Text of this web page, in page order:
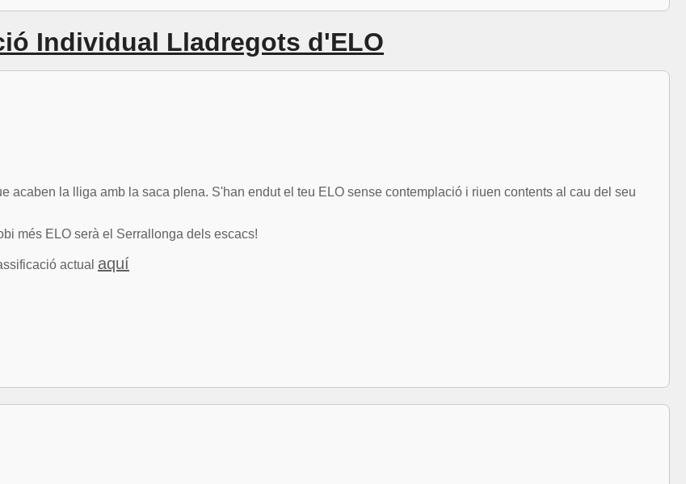
Individual Lladregots d'ELO
acaben la lliga amb la saca plena. S'han endut el teu ELO sense contemplació i riuen contents al cau del seu
més ELO serà el Serrallonga dels escacs!
actual aquí